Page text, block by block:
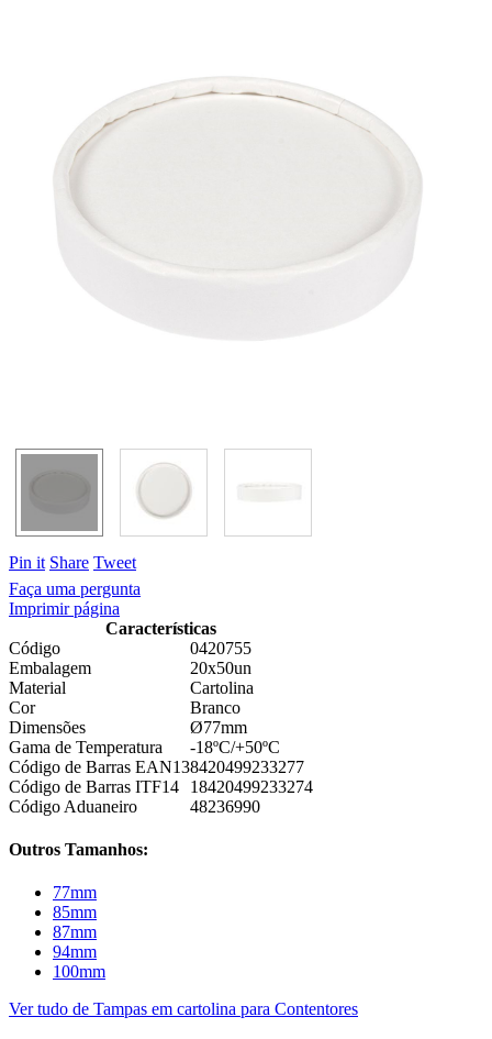
Pin it Share Tweet
Faça uma pergunta
Imprimir página
Características
Código
0420755
Embalagem
20x50un
Material
Cartolina
Cor
Branco
Dimensões
Ø77mm
Gama de Temperatura
-18ºC/+50ºC
Código de Barras EAN138420499233277
Código de Barras ITF14
18420499233274
Código Aduaneiro
48236990
Outros Tamanhos:
77mm
85mm
87mm
94mm
100mm
Ver tudo de Tampas em cartolina para Contentores